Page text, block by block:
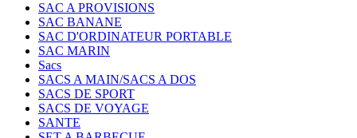
SAC A PROVISIONS
SAC BANANE
SAC D'ORDINATEUR PORTABLE
SAC MARIN
Sacs
SACS A MAIN/SACS A DOS
SACS DE SPORT
SACS DE VOYAGE
SANTE